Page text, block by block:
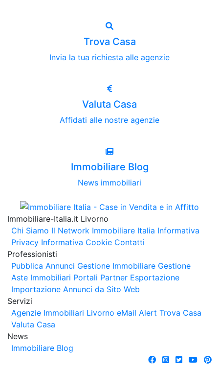
Trova Casa
Invia la tua richiesta alle agenzie
Valuta Casa
Affidati alle nostre agenzie
Immobiliare Blog
News immobiliari
Immobiliare-Italia.it Livorno
Chi Siamo Il Network Immobiliare Italia Informativa
Privacy Informativa Cookie Contatti
Professionisti
Pubblica Annunci Gestione Immobiliare Gestione
Aste Immobiliari Portali Partner Esportazione
Importazione Annunci da Sito Web
Servizi
Agenzie Immobiliari Livorno eMail Alert Trova Casa
Valuta Casa
News
Immobiliare Blog